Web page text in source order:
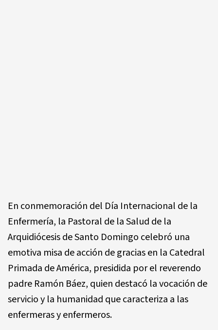
En conmemoración del Día Internacional de la
Enfermería, la Pastoral de la Salud de la
Arquidiócesis de Santo Domingo celebró una
emotiva misa de acción de gracias en la Catedral
Primada de América, presidida por el reverendo
padre Ramón Báez, quien destacó la vocación de
servicio y la humanidad que caracteriza a las
enfermeras y enfermeros.